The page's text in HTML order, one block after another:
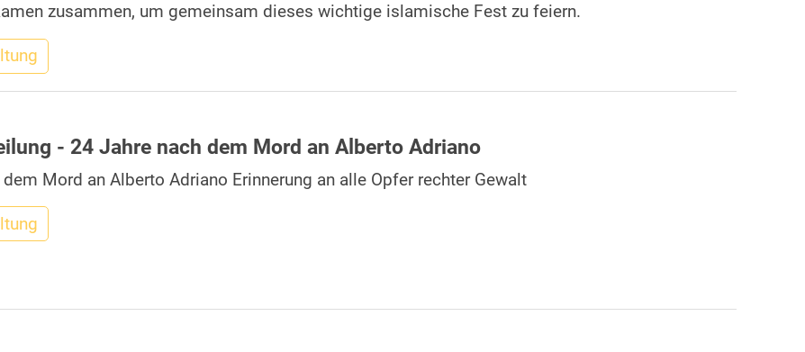
zusammen, um gemeinsam dieses wichtige islamische Fest zu feiern.
- 24 Jahre nach dem Mord an Alberto Adriano
Mord an Alberto Adriano Erinnerung an alle Opfer rechter Gewalt